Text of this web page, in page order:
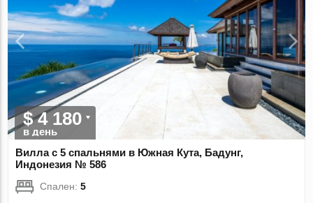
$ 4 180
в день
Вилла с 5 спальнями в Южная Кута, Бадунг,
Индонезия № 586
Спален:5